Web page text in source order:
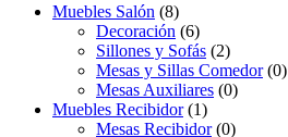
Muebles Salón (8)
Decoración (6)
Sillones y Sofás (2)
Mesas y Sillas Comedor(0)
Mesas Auxiliares (0)
Muebles Recibidor(1)
Mesas Recibidor(0)